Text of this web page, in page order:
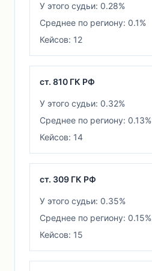
У этого судьи: 0.28%
Среднее по региону: 0.1%
Кейсов: 12
ст. 810 ГК РФ
У этого судьи: 0.32%
Среднее по региону: 0.13%
Кейсов: 14
ст. 309 ГК РФ
У этого судьи: 0.35%
Среднее по региону: 0.15%
Кейсов: 15